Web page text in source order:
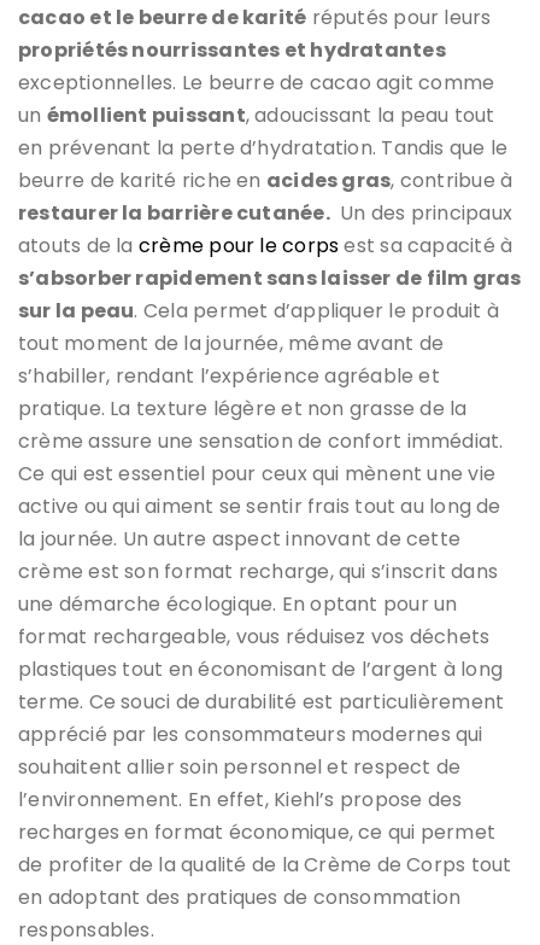
cacao et le beurre de karité réputés pour leurs
propriétés nourrissantes et hydratantes
exceptionnelles. Le beurre de cacao agit comme
un émollient puissant, adoucissant la peau tout
en prévenant la perte d’hydratation. Tandis que le
beurre de karité riche en acides gras, contribue à
restaurer la barrière cutanée.Un des principaux
atouts de la crème pour le corpsest sa capacité à
s’absorber rapidement sans laisser de film gras
sur la peau. Cela permet d’appliquer le produit à
tout moment de la journée, même avant de
s’habiller, rendant l’expérience agréable et
pratique. La texture légère et non grasse de la
crème assure une sensation de confort immédiat.
Ce qui est essentiel pour ceux qui mènent une vie
active ou qui aiment se sentir frais tout au long de
la journée. Un autre aspect innovant de cette
crème est son format recharge, qui s’inscrit dans
une démarche écologique. En optant pour un
format rechargeable, vous réduisez vos déchets
plastiques tout en économisant de l’argent à long
terme. Ce souci de durabilité est particulièrement
apprécié par les consommateurs modernes qui
souhaitent allier soin personnel et respect de
l’environnement. En effet, Kiehl’s propose des
recharges en format économique, ce qui permet
de profiter de la qualité de la Crème de Corps tout
en adoptant des pratiques de consommation
responsables.